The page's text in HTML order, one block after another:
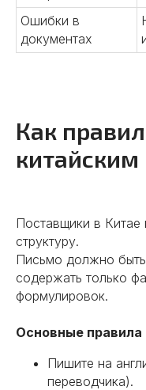
Ошибки в
документах
Как
Поставщики в Китае
структуру.
Письмо должно
содержать только
формулировок.
Основные правила
Пишите на
переводчика).